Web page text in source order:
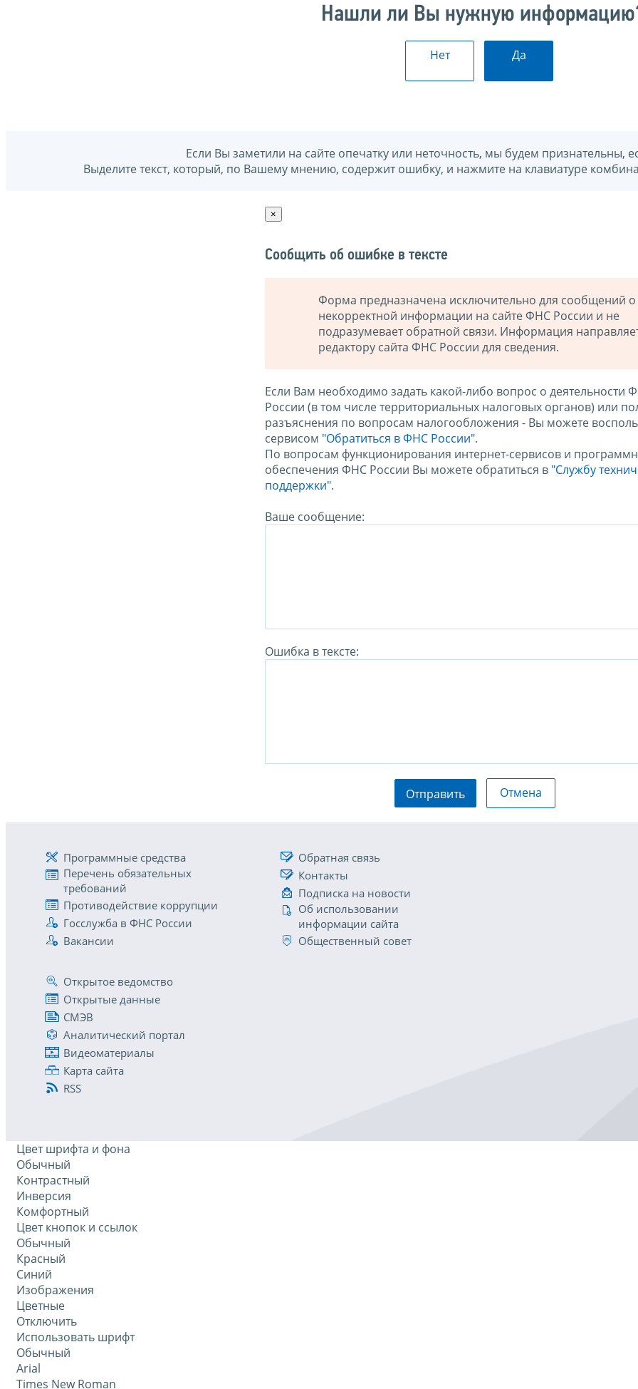
Нашли ли Вы нужную
Нет Да
Если Вы заметили на сайте опечатку или неточность, мы будем признательны,
Выделите текст, который, по Вашему мнению, содержит ошибку, и нажмите на клавиатуре
×
Сообщить об ошибке в тексте
Форма предназначена исключительно для сообщений о
некорректной информации на сайте ФНС России и не
подразумевает обратной связи. Информация
редактору сайта ФНС России для сведения.
Если Вам необходимо задать какой-либо вопрос о деятельности
России (в том числе территориальных налоговых органов) или
разъяснения по вопросам налогообложения - Вы можете
сервисом "Обратиться в ФНС России".
По вопросам функционирования интернет-сервисов и
обеспечения ФНС России Вы можете обратиться в "Службу
поддержки".
Ваше сообщение:
Ошибка в тексте:
Отправить Отмена
Программные средства
Перечень обязательных
требований
Противодействие коррупции
Госслужба в ФНС России
Вакансии
Обратная связь
Контакты
Подписка на новости
Об использовании
информации сайта
Общественный совет
Открытое ведомство
Открытые данные
СМЭВ
Аналитический портал
Видеоматериалы
Карта сайта
RSS
Цвет шрифта и фона
Обычный
Контрастный
Инверсия
Комфортный
Цвет кнопок и ссылок
Обычный
Красный
Синий
Изображения
Цветные
Отключить
Использовать шрифт
Обычный
Arial
Times New Roman